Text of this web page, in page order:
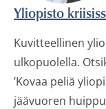
Yliopisto
Kuvitteellinen
ulkopuolella.
’Kovaa peliä
jäävuoren